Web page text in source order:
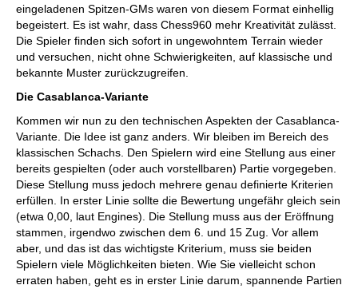
eingeladenen Spitzen-GMs waren von diesem Format einhellig
begeistert. Es ist wahr, dass Chess960 mehr Kreativität zulässt.
Die Spieler finden sich sofort in ungewohntem Terrain wieder
und versuchen, nicht ohne Schwierigkeiten, auf klassische und
bekannte Muster zurückzugreifen.
Die Casablanca-Variante
Kommen wir nun zu den technischen Aspekten der Casablanca-
Variante. Die Idee ist ganz anders. Wir bleiben im Bereich des
klassischen Schachs. Den Spielern wird eine Stellung aus einer
bereits gespielten (oder auch vorstellbaren) Partie vorgegeben.
Diese Stellung muss jedoch mehrere genau definierte Kriterien
erfüllen. In erster Linie sollte die Bewertung ungefähr gleich sein
(etwa 0,00, laut Engines). Die Stellung muss aus der Eröffnung
stammen, irgendwo zwischen dem 6. und 15 Zug. Vor allem
aber, und das ist das wichtigste Kriterium, muss sie beiden
Spielern viele Möglichkeiten bieten. Wie Sie vielleicht schon
erraten haben, geht es in erster Linie darum, spannende Partien